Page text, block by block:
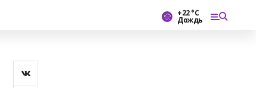
+22 °С
Дождь